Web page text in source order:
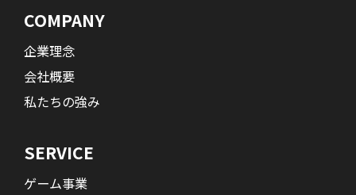
COMPANY
企業理念
会社概要
私たちの強み
SERVICE
ゲーム事業